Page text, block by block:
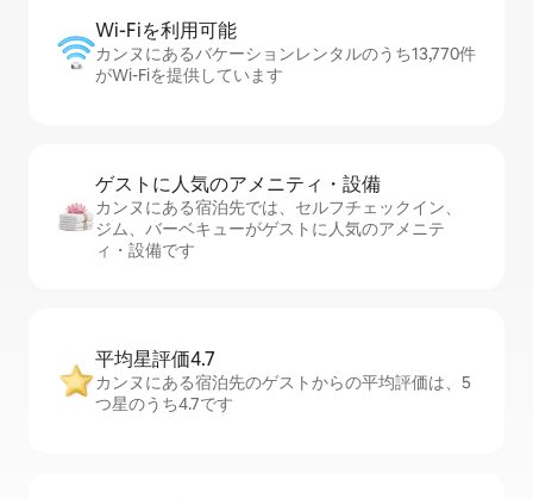
Wi-Fiを利⁠用⁠可⁠能
カンヌにあるバケーションレンタルのうち13,770件
がWi-Fiを提供しています
ゲストに人⁠気⁠のア⁠メ⁠ニ⁠テ⁠ィ・設⁠備
カンヌにある宿泊先では、セ⁠ル⁠フチ⁠ェ⁠ッ⁠ク⁠イ⁠ン、
ジム、バーベキューがゲストに人気のアメニテ
ィ・設備です
平均星評価4.7
カンヌにある宿泊先のゲストからの平均評価は、5
つ星のうち4.7です